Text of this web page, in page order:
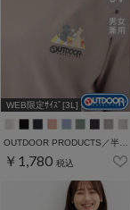
WEB限定ｻｲｽﾞ[3L]
￥1,780 税込